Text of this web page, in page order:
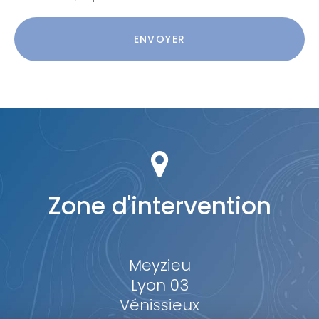
Acceptation
RGPD
*
ENVOYER
Zone d'intervention
Meyzieu
Lyon 03
Vénissieux